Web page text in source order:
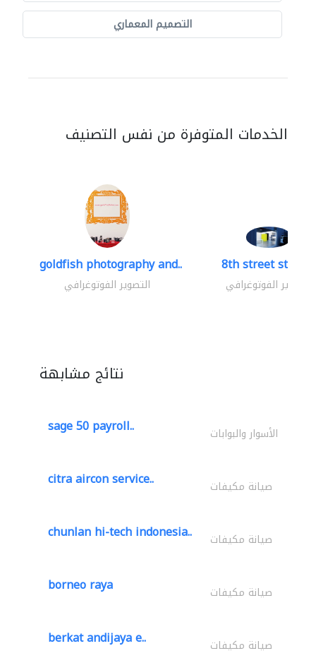
التصميم المعماري
الخدمات المتوفرة من نفس التصنيف
goldfish photography and..
التصوير الفوتوغرافي
8th street studios
التصوير الفوتوغرافي
نتائج مشابهة
sage 50 payroll.. الأسوار والبوابات
citra aircon service.. صيانة مكيفات
chunlan hi-tech indonesia.. صيانة مكيفات
borneo raya صيانة مكيفات
berkat andijaya e.. صيانة مكيفات